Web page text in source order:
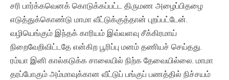
சரி பார்க்கவெனக் கொடுக்கப்பட்ட திருமண அழைப்பிதழை
எடுத்துக்கொண்டு மாமா வீட்டுக்குத்தான் புறப்பட்டேன்.
வழியெங்கும் இந்தக் காரியம் இவ்வளவு சீக்கிரமாய்
நிறைவேறிவிட்டதே என்கிற பூரிப்பு மனம் தணியச் செய்தது.
ரம்யா இனி கால்கடுக்க சாலையில் நிற்க தேவையில்லை. மாமா
தரப்போகும் அம்மாவுக்கான வீட்டுப் பங்குப் பணத்தில் நிச்சயம்